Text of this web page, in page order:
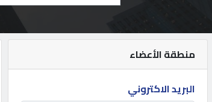
اعلانك
مطلوب
منطقة الأعضاء
البريد الاكتروني